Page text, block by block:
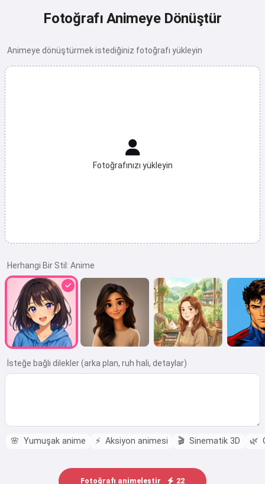
Fotoğrafı Animeye Dönüştür
Animeye dönüştürmek istediğiniz fotoğrafı yükleyin
Fotoğrafınızı yükleyin
Herhangi Bir Stil: Anime
İsteğe bağlı dilekler (arka plan, ruh hali, detaylar)
🌸 Yumuşak anime ⚡ Aksiyon animesi 🎬 Sinematik 3D 🌿
Fotoğrafı animeleştir 22